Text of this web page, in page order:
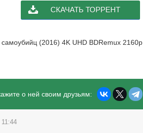
СКАЧАТЬ ТОРРЕНТ
(2016) 4K UHD BDRemux 2160p
о ней своим друзьям: